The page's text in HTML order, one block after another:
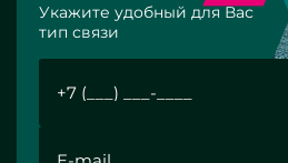
Укажите удобный для Вас
тип связи